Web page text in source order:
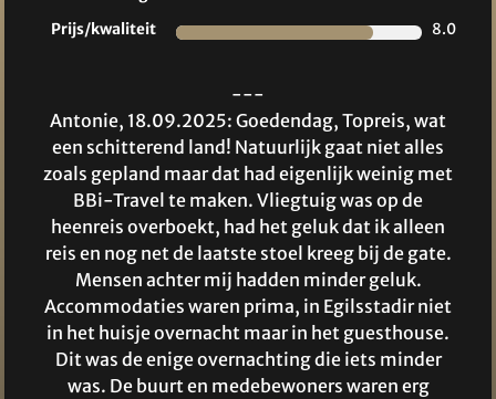
Prijs/kwaliteit
8.0
---
Antonie, 18.09.2025: Goedendag, Topreis, wat
een schitterend land! Natuurlijk gaat niet alles
zoals gepland maar dat had eigenlijk weinig met
BBi-Travel te maken. Vliegtuig was op de
heenreis overboekt, had het geluk dat ik alleen
reis en nog net de laatste stoel kreeg bij de gate.
Mensen achter mij hadden minder geluk.
Accommodaties waren prima, in Egilsstadir niet
in het huisje overnacht maar in het guesthouse.
Dit was de enige overnachting die iets minder
was. De buurt en medebewoners waren erg